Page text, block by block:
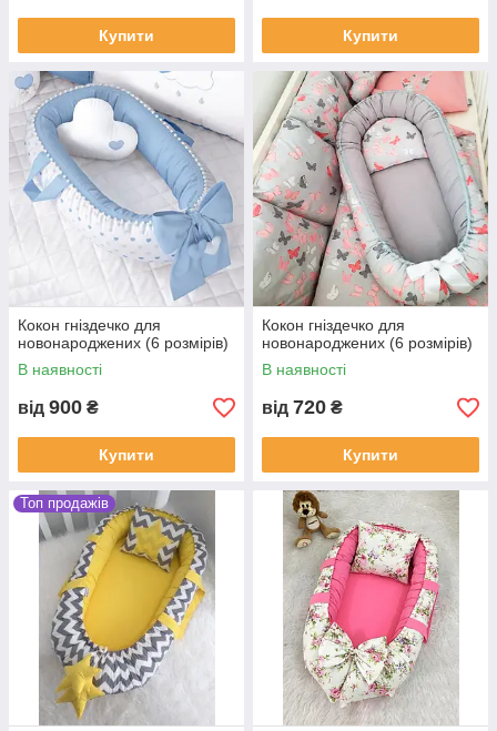
Купити Купити
Кокон гніздечко для
новонароджених (6 розмірів)
В наявності
від 900 ₴
Купити
Кокон гніздечко для
новонароджених (6 розмірів)
В наявності
від 720 ₴
Купити
Топ продажів